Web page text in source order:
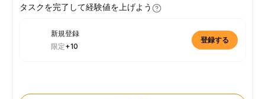
タスクを完了して経験値を上げよう
新規登録
限定+10
登録する